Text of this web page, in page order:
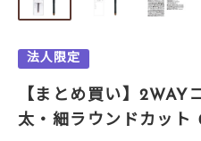
法人限定
【まとめ買い】2WAY
太・細ラウンドカット